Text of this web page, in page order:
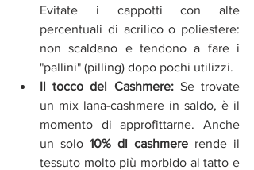
Evitate i cappotti con alte
percentuali di acrilico o poliestere:
non scaldano e tendono a fare i
"pallini" (pilling) dopo pochi utilizzi.
Il tocco del Cashmere: Se trovate
un mix lana-cashmere in saldo, è il
momento di approfittarne. Anche
un solo 10% di cashmere rende il
tessuto molto più morbido al tatto e